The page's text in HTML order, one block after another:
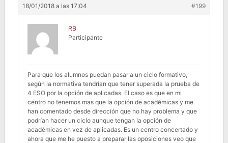
18/01/2018 a las 17:04 #199
RB
Participante
Para que los alumnos puedan pasar a un ciclo formativo,
según la normativa tendrían que tener superada la prueba de
4 ESO por la opción de aplicadas. El caso es que en mi
centro no tenemos mas que la opción de académicas y me
han comentado desde dirección que no hay problema y que
podrían hacer un ciclo aunque tengan la opción de
académicas en vez de aplicadas. Es un centro concertado y
ahora que me he puesto a preparar las oposiciones veo que